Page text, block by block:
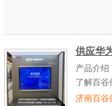
供应华
产品介绍
了解百
济南百谷